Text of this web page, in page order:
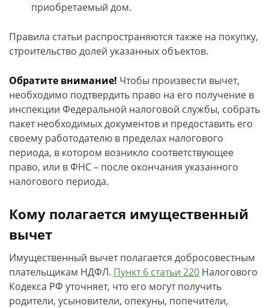
приобретаемый дом.
Правила статьи распространяются также на покупку,
строительство долей указанных объектов.
Обратите внимание! Чтобы произвести вычет,
необходимо подтвердить право на его получение в
инспекции Федеральной налоговой службы, собрать
пакет необходимых документов и предоставить его
своему работодателю в пределах налогового
периода, в котором возникло соответствующее
право, или в ФНС – после окончания указанного
налогового периода.
Кому полагается имущественный
вычет
Имущественный вычет полагается добросовестным
плательщикам НДФЛ. Пункт 6 статьи 220 Налогового
Кодекса РФ уточняет, что его могут получить
родители, усыновители, опекуны, попечители,